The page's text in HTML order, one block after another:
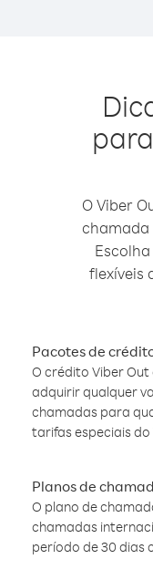
O Viber
chamada
flexíveis
Pacotes de
O crédito Viber
adquirir qualquer
chamadas para
tarifas especiais do
Planos de
O plano de
chamadas
período de 30 dias